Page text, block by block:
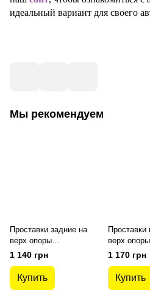
идеальный вариант для своего
Мы рекомендуем
Проставки задние на
верх опоры
полиуретановые Honda
CR-V (2001-2006) 30 мм
1 140 грн
Купить
Проставки
верх опоры
CR-V
1 170 грн
Купить